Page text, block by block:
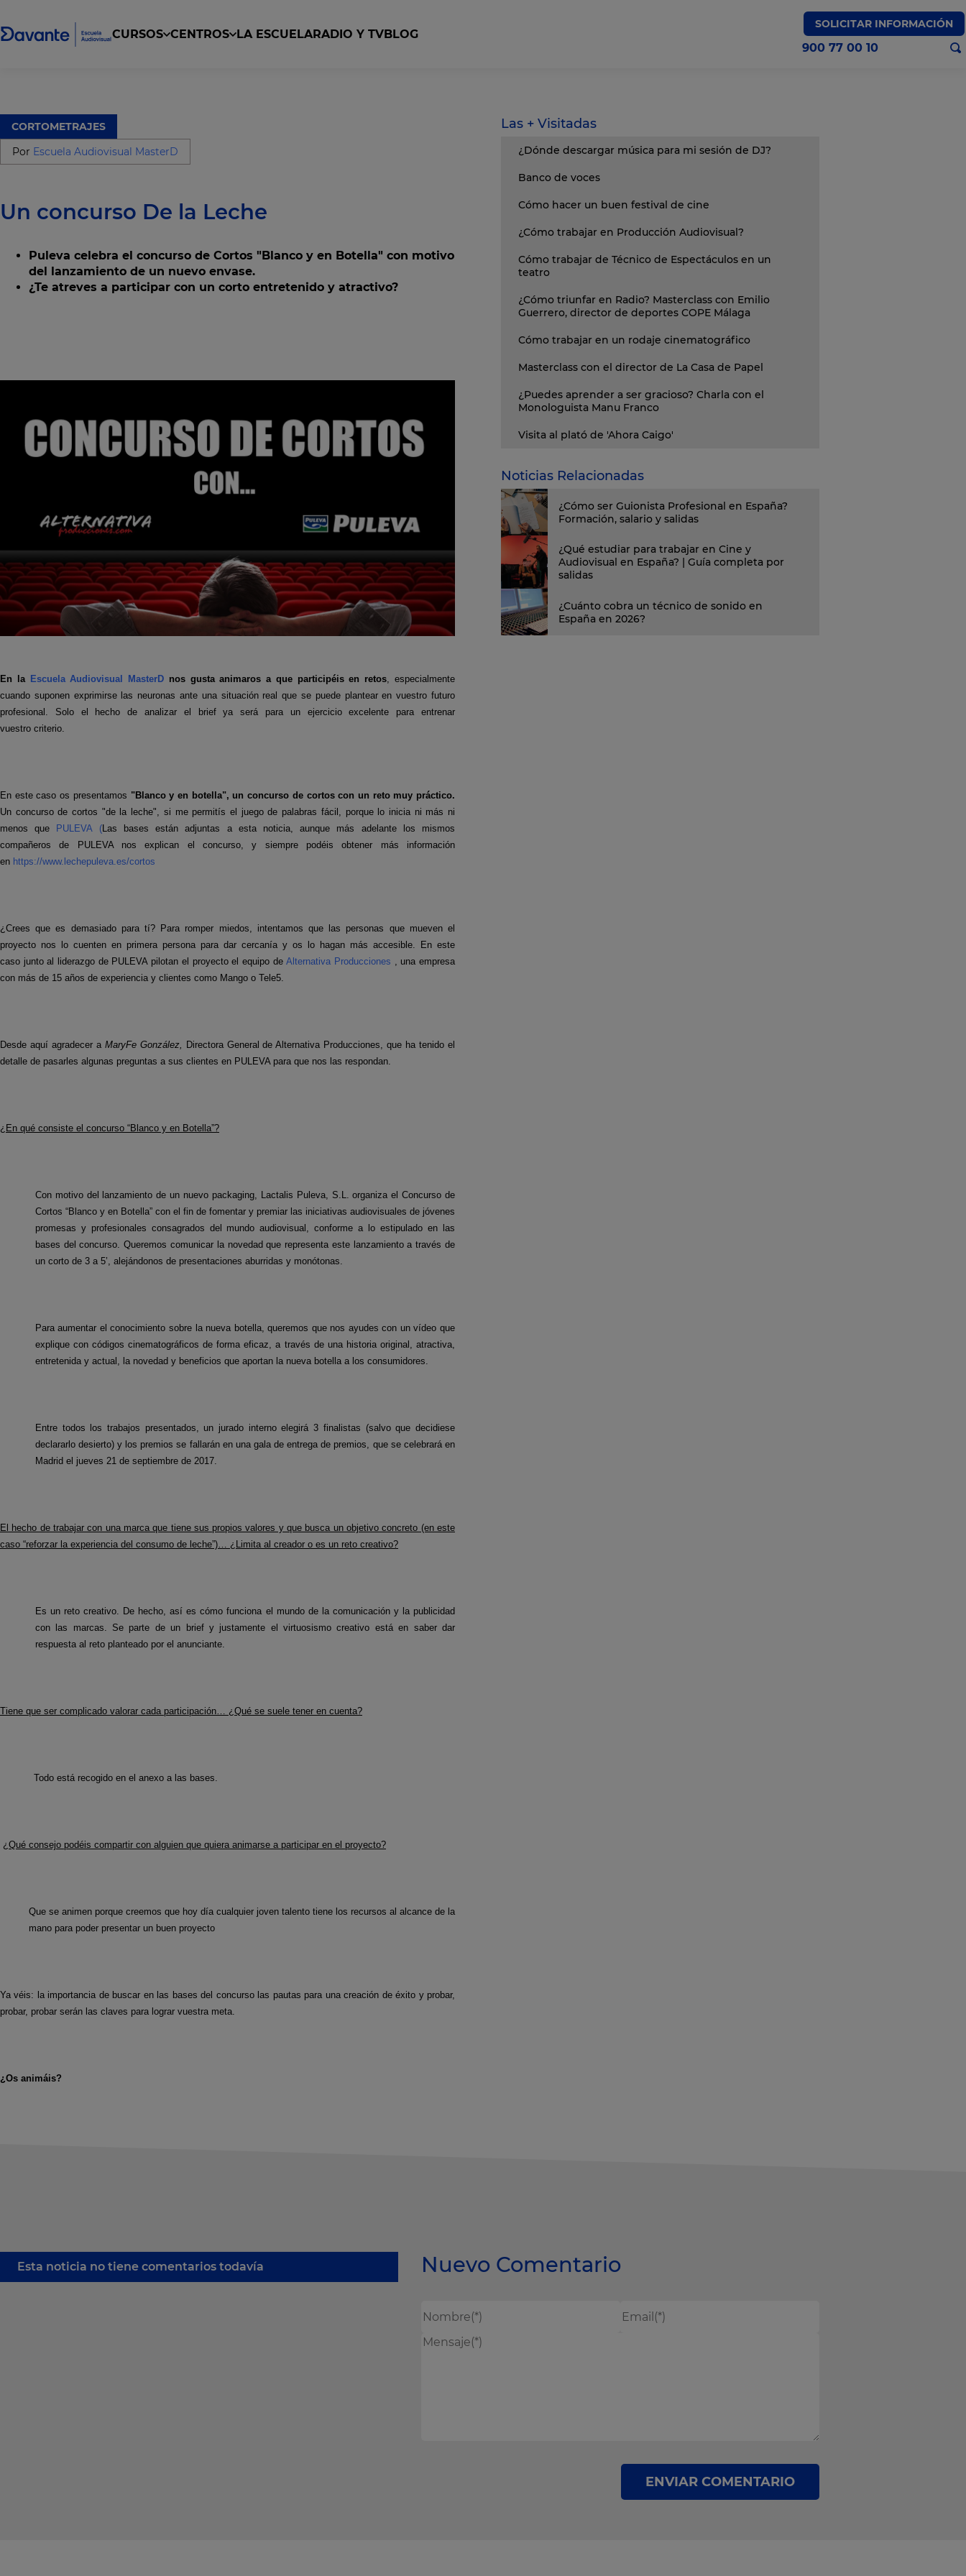
CURSOS CENTROS LA ESCUELARADIO Y TVBLOG
SOLICITAR INFORMACIÓN
900 77 00 10
CORTOMETRAJES
Por Escuela Audiovisual MasterD
Un concurso De la Leche
Puleva celebra el concurso de Cortos "Blanco y en Botella" con motivo
del lanzamiento de un nuevo envase.
¿Te atreves a participar con un corto entretenido y atractivo?
En laEscuela Audiovisual MasterD nos gusta animaros a que participéis en retos, especialmente
cuando suponen exprimirse las neuronas ante una situación real que se puede plantear en vuestro futuro
profesional. Solo el hecho de analizar el brief ya será para un ejercicio excelente para entrenar
vuestro criterio.
En este caso os presentamos "Blanco y en botella", un concurso de cortos con un reto muy práctico.
Un concurso de cortos "de la leche", si me permitís el juego de palabras fácil, porque lo inicia ni más ni
menos que
PULEVA (Las bases están adjuntas a esta noticia, aunque más adelante los mismos
compañeros de PULEVA nos explican el concurso, y siempre podéis obtener más información
en https://www.lechepuleva.es/cortos
¿Crees que es demasiado para tí? Para romper miedos, intentamos que las personas que mueven el
proyecto nos lo cuenten en primera persona para dar cercanía y os lo hagan más accesible. En este
caso junto al liderazgo de PULEVA pilotan el proyecto el equipo deAlternativa Producciones , una empresa
con más de 15 años de experiencia y clientes como Mango o Tele5.
Desde aquí agradecer a MaryFe González, Directora General de Alternativa Producciones, que ha tenido el
detalle de pasarles algunas preguntas a sus clientes en PULEVA para que nos las respondan.
¿En qué consiste el concurso “Blanco y en Botella”?
Con motivo del lanzamiento de un nuevo packaging, Lactalis Puleva, S.L. organiza el Concurso de
Cortos “Blanco y en Botella” con el fin de fomentar y premiar las iniciativas audiovisuales de jóvenes
promesas y profesionales consagrados del mundo audiovisual, conforme a lo estipulado en las
bases del concurso. Queremos comunicar la novedad que representa este lanzamiento a través de
un corto de 3 a 5’, alejándonos de presentaciones aburridas y monótonas.
Para aumentar el conocimiento sobre la nueva botella, queremos que nos ayudes con un vídeo que
explique con códigos cinematográficos de forma eficaz, a través de una historia original, atractiva,
entretenida y actual, la novedad y beneficios que aportan la nueva botella a los consumidores.
Entre todos los trabajos presentados, un jurado interno elegirá 3 finalistas (salvo que decidiese
declararlo desierto) y los premios se fallarán en una gala de entrega de premios, que se celebrará en
Madrid el jueves 21 de septiembre de 2017.
El hecho de trabajar con una marca que tiene sus propios valores y que busca un objetivo concreto (en este
caso “reforzar la experiencia del consumo de leche”)… ¿Limita al creador o es un reto creativo?
Es un reto creativo. De hecho, así es cómo funciona el mundo de la comunicación y la publicidad
con las marcas. Se parte de un brief y justamente el virtuosismo creativo está en saber dar
respuesta al reto planteado por el anunciante.
Tiene que ser complicado valorar cada participación… ¿Qué se suele tener en cuenta?
Todo está recogido en el anexo a las bases.
¿Qué consejo podéis compartir con alguien que quiera animarse a participar en el proyecto?
Que se animen porque creemos que hoy día cualquier joven talento tiene los recursos al alcance de la
mano para poder presentar un buen proyecto
Ya véis: la importancia de buscar en las bases del concurso las pautas para una creación de éxito y probar,
probar, probar serán las claves para lograr vuestra meta.
¿Os animáis?
Las + Visitadas
¿Dónde descargar música para mi sesión de DJ?
Banco de voces
Cómo hacer un buen festival de cine
¿Cómo trabajar en Producción Audiovisual?
Cómo trabajar de Técnico de Espectáculos en un
teatro
¿Cómo triunfar en Radio? Masterclass con Emilio
Guerrero, director de deportes COPE Málaga
Cómo trabajar en un rodaje cinematográfico
Masterclass con el director de La Casa de Papel
¿Puedes aprender a ser gracioso? Charla con el
Monologuista Manu Franco
Visita al plató de 'Ahora Caigo'
Noticias Relacionadas
¿Cómo ser Guionista Profesional en España?
Formación, salario y salidas
¿Qué estudiar para trabajar en Cine y
Audiovisual en España? | Guía completa por
salidas
¿Cuánto cobra un técnico de sonido en
España en 2026?
Esta noticia no tiene comentarios todavía Nuevo Comentario
ENVIAR COMENTARIO